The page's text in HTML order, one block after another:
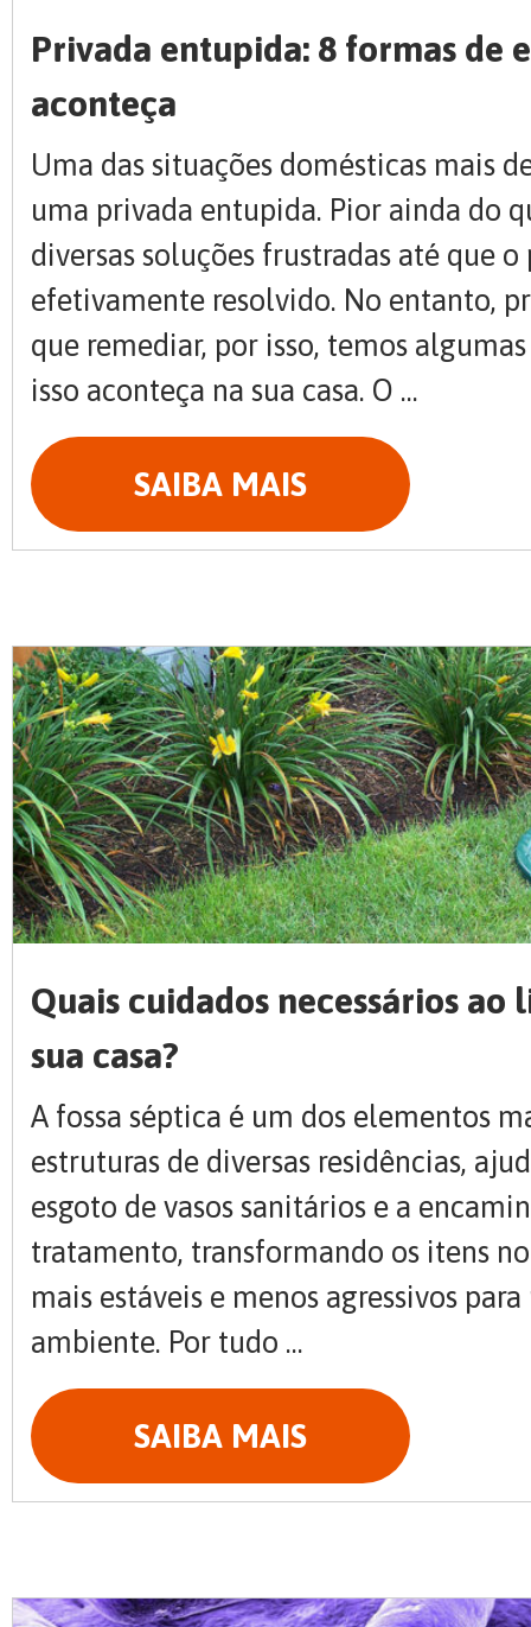
Privada entupida: 8 formas de
aconteça
Uma das situações domésticas mais
uma privada entupida. Pior ainda do
diversas soluções frustradas até que
efetivamente resolvido. No entanto,
que remediar, por isso, temos
isso aconteça na sua casa. O ...
SAIBA MAIS
Quais cuidados necessários ao
sua casa?
A fossa séptica é um dos elementos
estruturas de diversas residências,
esgoto de vasos sanitários e a
tratamento, transformando os itens
mais estáveis e menos agressivos
ambiente. Por tudo ...
SAIBA MAIS